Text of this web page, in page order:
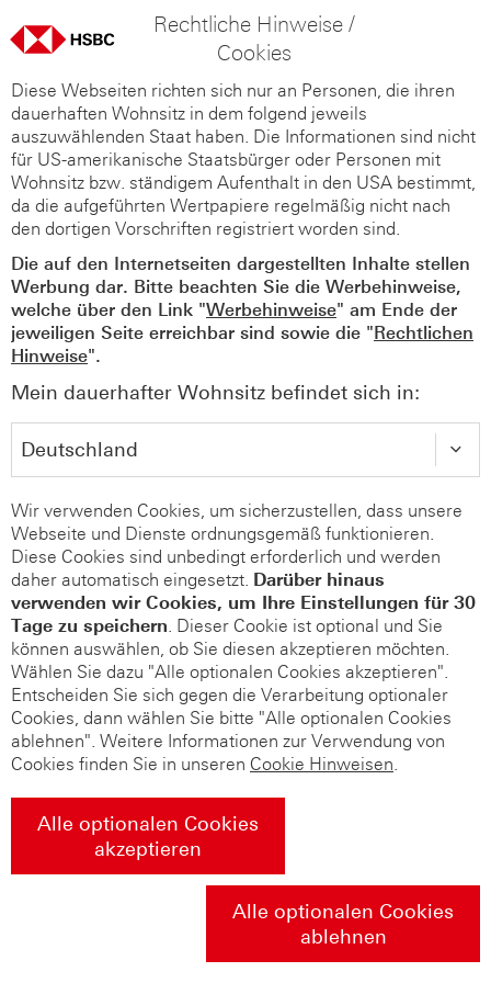
Rechtliche Hinweise /
Cookies
Diese Webseiten richten sich nur an Personen, die ihren
dauerhaften Wohnsitz in dem folgend jeweils
auszuwählenden Staat haben. Die Informationen sind nicht
für US-amerikanische Staatsbürger oder Personen mit
Wohnsitz bzw. ständigem Aufenthalt in den USA bestimmt,
da die aufgeführten Wertpapiere regelmäßig nicht nach
den dortigen Vorschriften registriert worden sind.
Die auf den Internetseiten dargestellten Inhalte stellen
Werbung dar. Bitte beachten Sie die Werbehinweise,
welche über den Link "Werbehinweise" am Ende der
jeweiligen Seite erreichbar sind sowie die "Rechtlichen
Hinweise".
Mein dauerhafter Wohnsitz befindet sich in:
Wir verwenden Cookies, um sicherzustellen, dass unsere
Webseite und Dienste ordnungsgemäß funktionieren.
Diese Cookies sind unbedingt erforderlich und werden
daher automatisch eingesetzt. Darüber hinaus
verwenden wir Cookies, um Ihre Einstellungen für 30
Tage zu speichern. Dieser Cookie ist optional und Sie
können auswählen, ob Sie diesen akzeptieren möchten.
Wählen Sie dazu "Alle optionalen Cookies akzeptieren".
Entscheiden Sie sich gegen die Verarbeitung optionaler
Cookies, dann wählen Sie bitte "Alle optionalen Cookies
ablehnen". Weitere Informationen zur Verwendung von
Cookies finden Sie in unseren Cookie Hinweisen.
Alle optionalen Cookies
akzeptieren
Alle optionalen Cookies
ablehnen